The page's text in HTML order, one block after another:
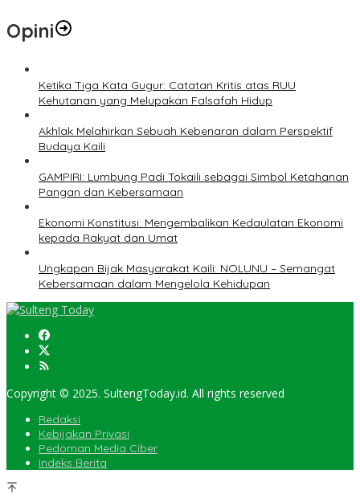
Opini
Ketika Tiga Kata Gugur: Catatan Kritis atas RUU
Kehutanan yang Melupakan Falsafah Hidup
Akhlak Melahirkan Sebuah Kebenaran dalam Perspektif
Budaya Kaili
GAMPIRI: Lumbung Padi Tokaili sebagai Simbol Ketahanan
Pangan dan Kebersamaan
Ekonomi Konstitusi: Mengembalikan Kedaulatan Ekonomi
kepada Rakyat dan Umat
Ungkapan Bijak Masyarakat Kaili: NOLUNU – Semangat
Kebersamaan dalam Mengelola Kehidupan
Copyright © 2025. SultengToday.id. All rights reserved
Redaksi
Kebijakan Privasi
Pedoman Media Ciber
Indeks Berita